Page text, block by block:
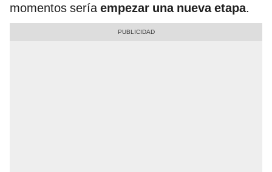
momentos seríaempezar una nueva etapa.